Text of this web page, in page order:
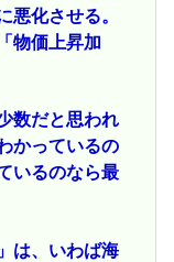
悪化させる。
物価上昇加
数だと思われ
かっているの
いるのなら最
は、いわば海